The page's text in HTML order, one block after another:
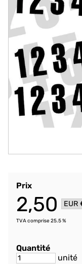
Prix
2,50
TVA comprise 25.5 %
Quantité
unité